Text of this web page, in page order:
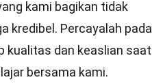
kami bagikan tidak
kredibel. Percayalah pada
kualitas dan keaslian saat
bersama kami.